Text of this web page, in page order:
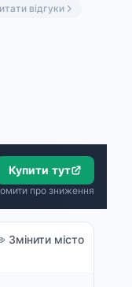
відгуки
Купити тут
про зниження
Змінити місто